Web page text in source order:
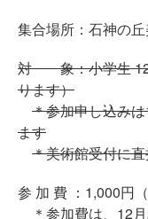
集合場所：石神の
対 象：小学生 12
ります）
＊参加申し込み
ます
＊美術館受付に
参 加 費 ：1,000円
＊参加費は、12